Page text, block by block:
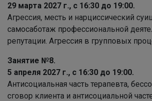
29 марта 2027 г., с 16:30 до 19:00.
Агрессия, месть и нарциссический
самосаботаж профессиональной
репутации. Агрессия в групповых
Занятие №8.
5 апреля 2027 г., с 16:30 до 19:00.
Антисоциальная часть терапевта,
сговор клиента и антисоциальной